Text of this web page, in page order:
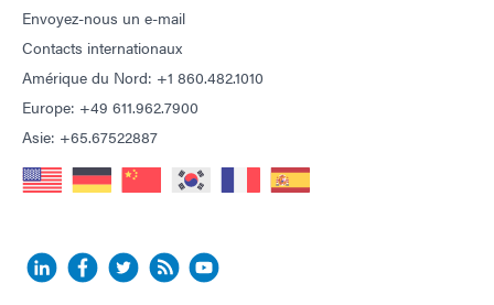
Envoyez-nous un e-mail
Contacts internationaux
Amérique du Nord: +1 860.482.1010
Europe: +49 611.962.7900
Asie: +65.67522887